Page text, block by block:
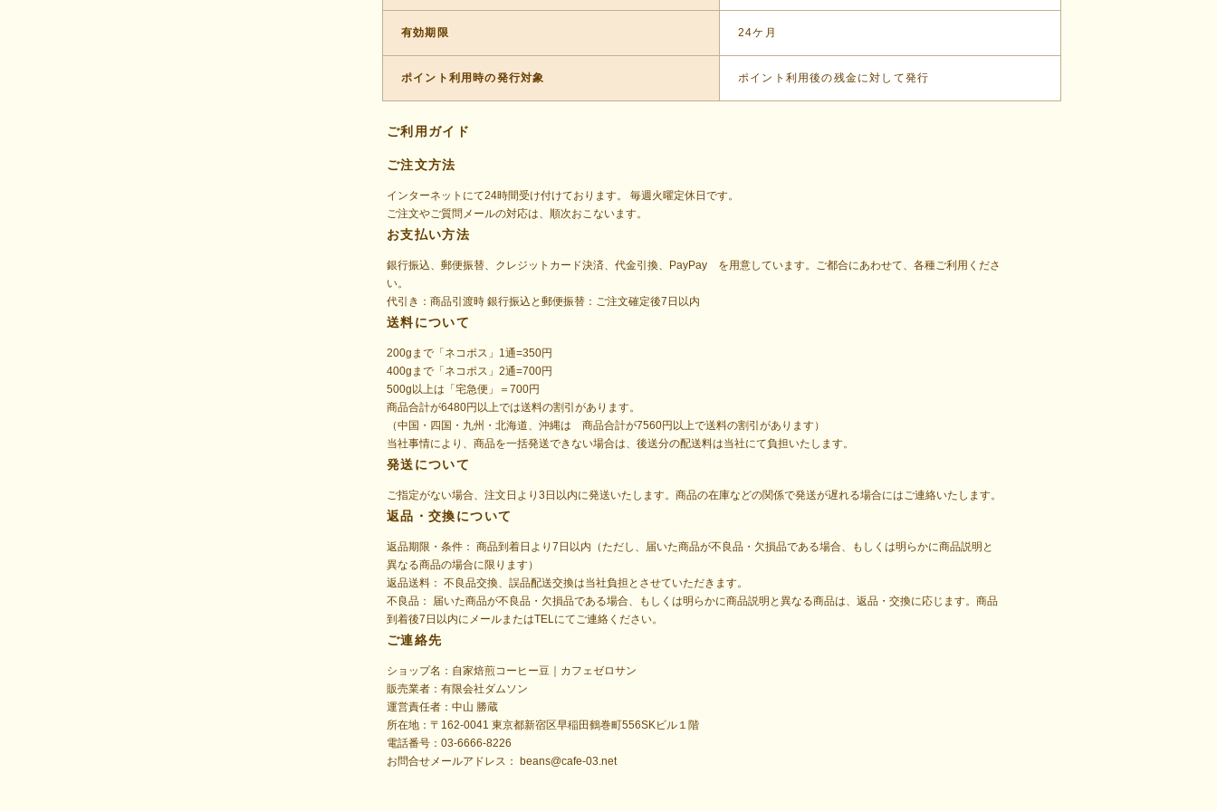
有効期限 24ケ月
ポイント利用時の発行対象 ポイント利用後の残金に対して発行
ご利用ガイド
ご注文方法
インターネットにて24時間受け付けております。 毎週火曜定休日です。
ご注文やご質問メールの対応は、順次おこないます。
お支払い方法
銀行振込、郵便振替、クレジットカード決済、代金引換、PayPay を用意しています。ご都合にあわせて、各種ご利用くださ
い。
代引き：商品引渡時 銀行振込と郵便振替：ご注文確定後7日以内
送料について
200gまで「ネコポス」1通=350円
400gまで「ネコポス」2通=700円
500g以上は「宅急便」＝700円
商品合計が6480円以上では送料の割引があります。
（中国・四国・九州・北海道、沖縄は 商品合計が7560円以上で送料の割引があります）
当社事情により、商品を一括発送できない場合は、後送分の配送料は当社にて負担いたします。
発送について
ご指定がない場合、注文日より3日以内に発送いたします。商品の在庫などの関係で発送が遅れる場合にはご連絡いたします。
返品・交換について
返品期限・条件： 商品到着日より7日以内（ただし、届いた商品が不良品・欠損品である場合、もしくは明らかに商品説明と
異なる商品の場合に限ります）
返品送料： 不良品交換、誤品配送交換は当社負担とさせていただきます。
不良品： 届いた商品が不良品・欠損品である場合、もしくは明らかに商品説明と異なる商品は、返品・交換に応じます。商品
到着後7日以内にメールまたはTELにてご連絡ください。
ご連絡先
ショップ名：自家焙煎コーヒー豆｜カフェゼロサン
販売業者：有限会社ダムソン
運営責任者：中山 勝蔵
所在地：〒162-0041 東京都新宿区早稲田鶴巻町556SKビル１階
電話番号：03-6666-8226
お問合せメールアドレス： beans@cafe-03.net